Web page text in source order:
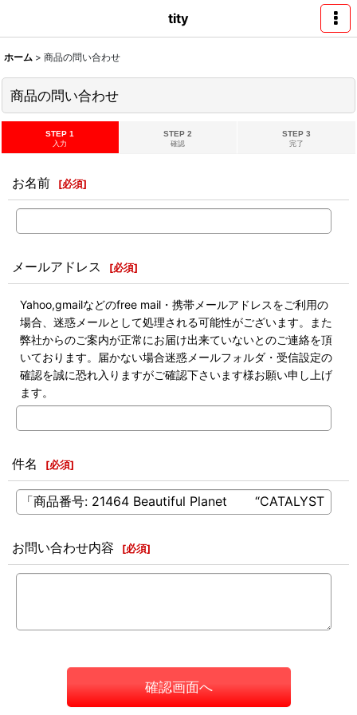
tity
ホーム > 商品の問い合わせ
商品の問い合わせ
STEP 1
入力
STEP 2
確認
STEP 3
完了
お名前 [必須]
メールアドレス [必須]
Yahoo,gmailなどのfree mail・携帯メールアドレスをご利用の
場合、迷惑メールとして処理される可能性がございます。また
弊社からのご案内が正常にお届け出来ていないとのご連絡を頂
いております。届かない場合迷惑メールフォルダ・受信設定の
確認を誠に恐れ入りますがご確認下さいます様お願い申し上げ
ます。
件名 [必須]
お問い合わせ内容 [必須]
確認画面へ